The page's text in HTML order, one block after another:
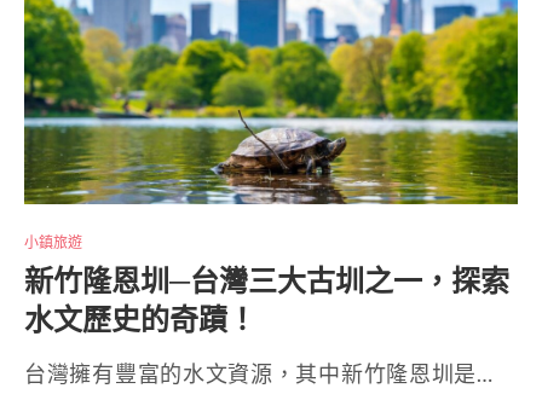
小鎮旅遊
新竹隆恩圳─台灣三大古圳之一，探索
水文歷史的奇蹟！
台灣擁有豐富的水文資源，其中新竹隆恩圳是…